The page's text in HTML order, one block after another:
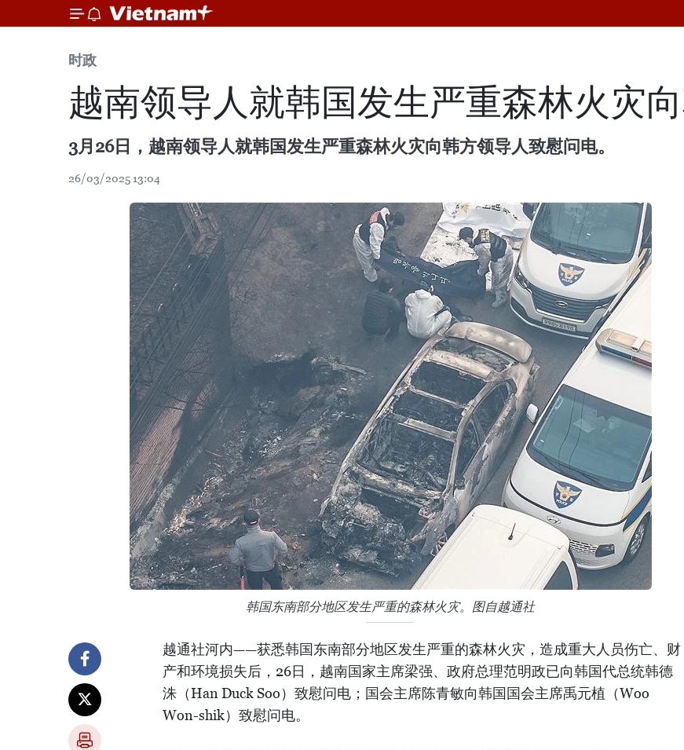
时政
越南领导人就韩国发生严重森林火灾
3月26日，越南领导人就韩国发生严重森林火灾向韩方领导人致慰问电。
26/03/2025 13:04
韩国东南部分地区发生严重的森林火灾。图自越通社
越通社河内——获悉韩国东南部分地区发生严重的森林火灾，造成重大人员伤亡、财
产和环境损失后，26日，越南国家主席梁强、政府总理范明政已向韩国代总统韩德
洙（Han Duck Soo）致慰问电；国会主席陈青敏向韩国国会主席禹元植（Woo
Won-shik）致慰问电。